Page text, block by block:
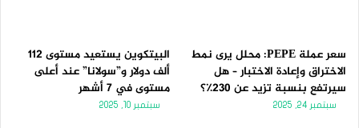
سعر عملة PEPE: محلل يرى نمط
الاختراق وإعادة الاختبار – هل
سيرتفع بنسبة تزيد عن 230٪؟
سبتمبر 24, 2025
البيتكوين يستعيد مستوى 112
ألف دولار و”سولانا” عند أعلى
مستوى في 7 أشهر
سبتمبر 10, 2025